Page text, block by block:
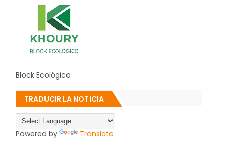
Block Ecológico
TRADUCIR LA NOTICIA
Powered by Translate